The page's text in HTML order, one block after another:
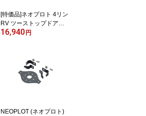
[特価品]ネオプロト 4リン
RV ツーストップドアオ
ープナー ジムニー(JB64
16,940円
NEOPLOT (ネオプロト)